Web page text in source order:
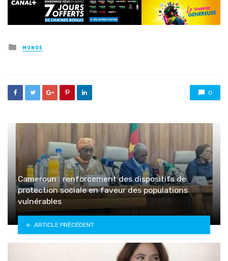
Posted
in
MONDE
0
Cameroun : renforcement des dispositifs de
protection sociale en faveur des populations
vulnérables
ARTICLE PRÉCÉDENT